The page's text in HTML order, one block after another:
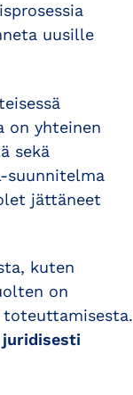
uusille
on yhteinen
sekä
suunnitelma
jättäneet
kuten
on
toteuttamisesta.
juridisesti